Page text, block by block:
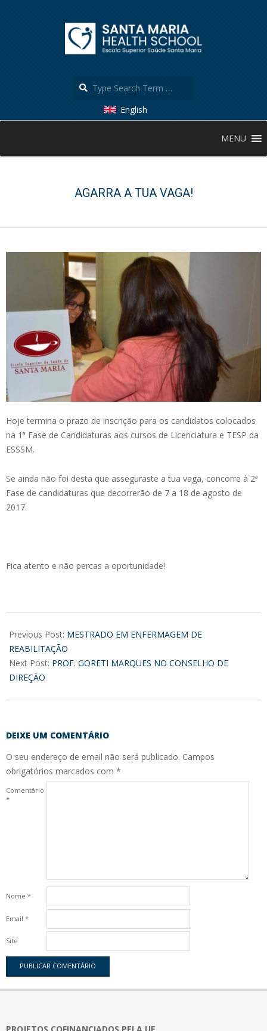
English
Menu
MENU
AGARRA A TUA VAGA!
Hoje termina o prazo de inscrição para os candidatos colocados
na 1ª Fase de Candidaturas aos cursos de Licenciatura e TESP da
ESSSM.
Se ainda não foi desta que asseguraste a tua vaga, concorre à 2ª
Fase de candidaturas que decorrerão de 7 a 18 de agosto de
2017.
Fica atento e não percas a oportunidade!
08-
01
Previous Post: MESTRADO EM ENFERMAGEM DE
REABILITAÇÃO
Next Post: PROF. GORETI MARQUES NO CONSELHO DE
DIREÇÃO
DEIXE UM COMENTÁRIO
O seu endereço de email não será publicado. Campos
obrigatórios marcados com *
Comentário
*
Nome *
Email *
Site